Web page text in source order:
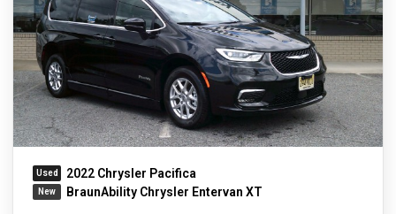
2022 Chrysler Pacifica
BraunAbility Chrysler Entervan XT